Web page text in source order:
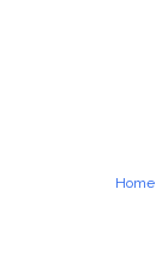
Home